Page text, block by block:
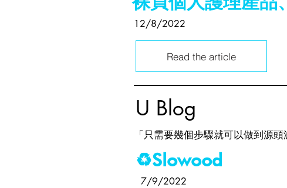
12/8/2022
Read the article
U Blog
「只需要幾個步驟就可以做到源
♻️Slowood
7/9/2022